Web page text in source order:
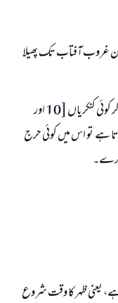
غروب آفتاب تک پھیلا
تاہم شدید اژدحام یا جمرات سے دوری کی وجہ سے اگر کوئی کنکریاں [10 اور
ہے تو اس میں کوئی حرج
کرے۔
یعنی ظہر کا وقت شروع